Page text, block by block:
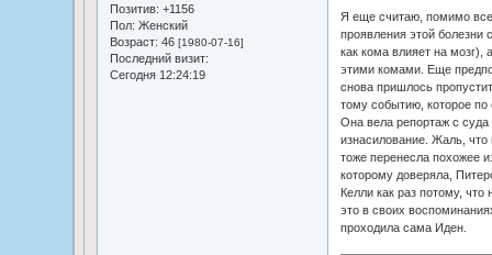
Позитив: +1156
Пол: Женский
Возраст: 46 [1980-07-16]
Последний визит:
Сегодня 12:24:19
Я еще считаю, помимо
проявления этой болезни
как кома влияет на
этими комами. Еще
снова пришлось
тому событию, которое по
Она вела репортаж с
изнасилование. Жаль,
тоже перенесла похожее
которому доверяла,
Келли как раз потому, что
это в своих
проходила сама Иден.